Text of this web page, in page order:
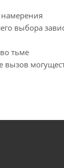
намерения
выбора
тьме
вызов